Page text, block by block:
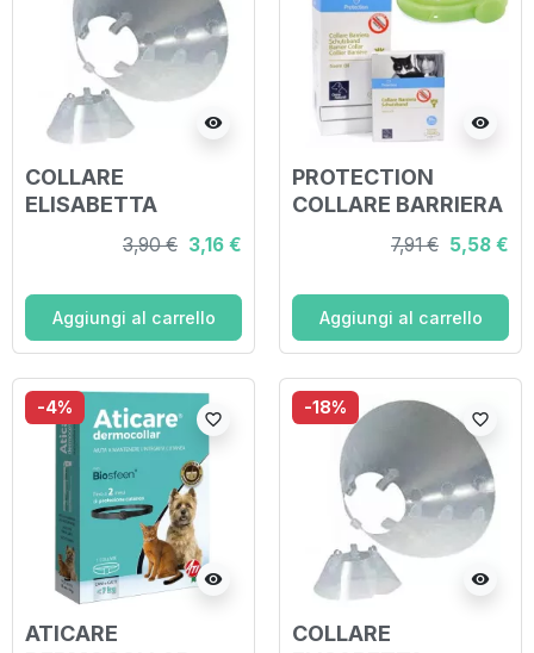
visibility
COLLARE
ELISABETTA
CLASSIC 10CM
3,90 € 3,16 €
Aggiungi al carrello
visibility
PROTECTION
COLLARE BARRIERA
7,91 € 5,58 €
Aggiungi al carrello
-4%
visibility
favorite_border
ATICARE
-18%
visibility
favorite_border
COLLARE